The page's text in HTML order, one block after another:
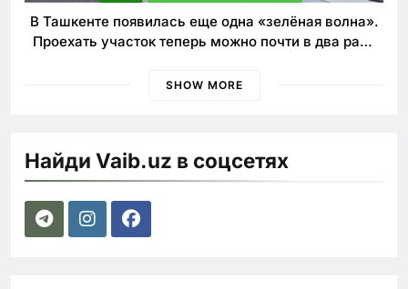
В Ташкенте появилась еще одна «зелёная волна».
Проехать участок теперь можно почти в два раза
SHOW MORE
Найди Vaib.uz в соцсетях